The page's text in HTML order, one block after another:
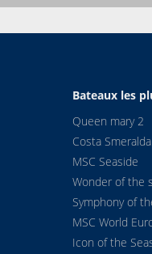
Bateaux les
Queen mary 2
Costa Smeralda
MSC Seaside
Wonder of the
Symphony of
MSC World
Icon of the